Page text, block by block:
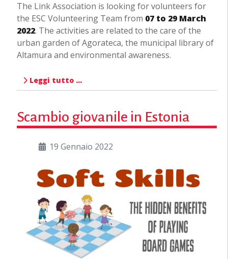
The Link Association is looking for volunteers for
the ESC Volunteering Team from 07 to 29 March
2022. The activities are related to the care of the
urban garden of Agorateca, the municipal library of
Altamura and environmental awareness.
Leggi tutto …
Scambio giovanile in Estonia
19 Gennaio 2022